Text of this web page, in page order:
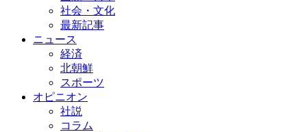
社会・文化
最新記事
ニュース
経済
北朝鮮
スポーツ
オピニオン
社説
コラム